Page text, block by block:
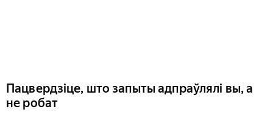
Пацвердзіце, што запыты адпраўлялі вы, а
не робат